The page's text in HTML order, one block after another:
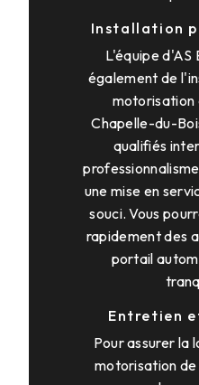
Installation
L'équipe d'AS
également de
motorisation
Chapelle-du-
qualifiés
une mise en
souci. Vous
rapidement des
portail
Entretien
Pour assurer la
motorisation